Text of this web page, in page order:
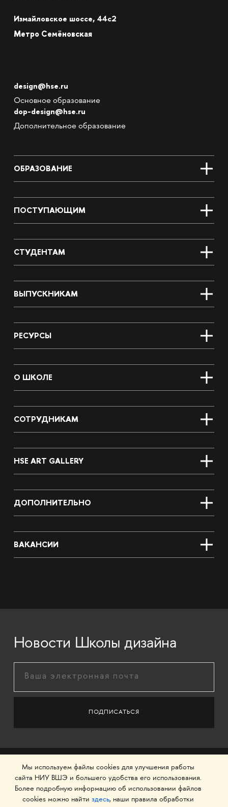
Измайловское шоссе, 44с2
Метро Семёновская
design@hse.ru
Основное образование
dop-design@hse.ru
Дополнительное образование
ОБРАЗОВАНИЕ
ПОСТУПАЮЩИМ
СТУДЕНТАМ
ВЫПУСКНИКАМ
РЕСУРСЫ
О ШКОЛЕ
СОТРУДНИКАМ
HSE ART GALLERY
ДОПОЛНИТЕЛЬНО
ВАКАНСИИ
Новости Школы дизайна
Мы используем файлы cookies для улучшения работы
сайта НИУ ВШЭ и большего удобства его использования.
Более подробную информацию об использовании файлов
cookies можно найти здесь, наши правила обработки